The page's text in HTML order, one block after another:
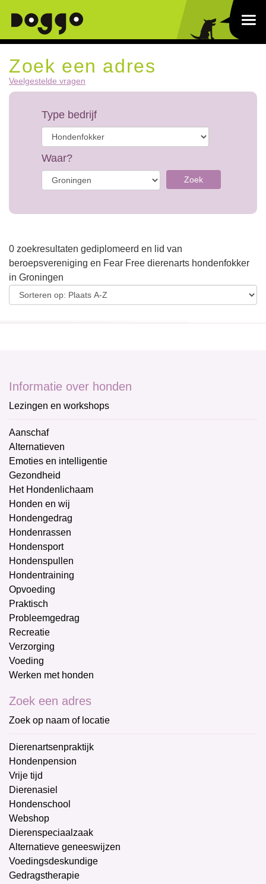
Zoek een adres
Veelgestelde vragen
Type bedrijf
Waar?
Zoek
0 zoekresultaten gediplomeerd en lid van
beroepsvereniging en Fear Free dierenarts hondenfokker
in Groningen
Informatie over honden
Lezingen en workshops
Aanschaf
Alternatieven
Emoties en intelligentie
Gezondheid
Het Hondenlichaam
Honden en wij
Hondengedrag
Hondenrassen
Hondensport
Hondenspullen
Hondentraining
Opvoeding
Praktisch
Probleemgedrag
Recreatie
Verzorging
Voeding
Werken met honden
Zoek een adres
Zoek op naam of locatie
Dierenartsenpraktijk
Hondenpension
Vrije tijd
Dierenasiel
Hondenschool
Webshop
Dierenspeciaalzaak
Alternatieve geneeswijzen
Voedingsdeskundige
Gedragstherapie